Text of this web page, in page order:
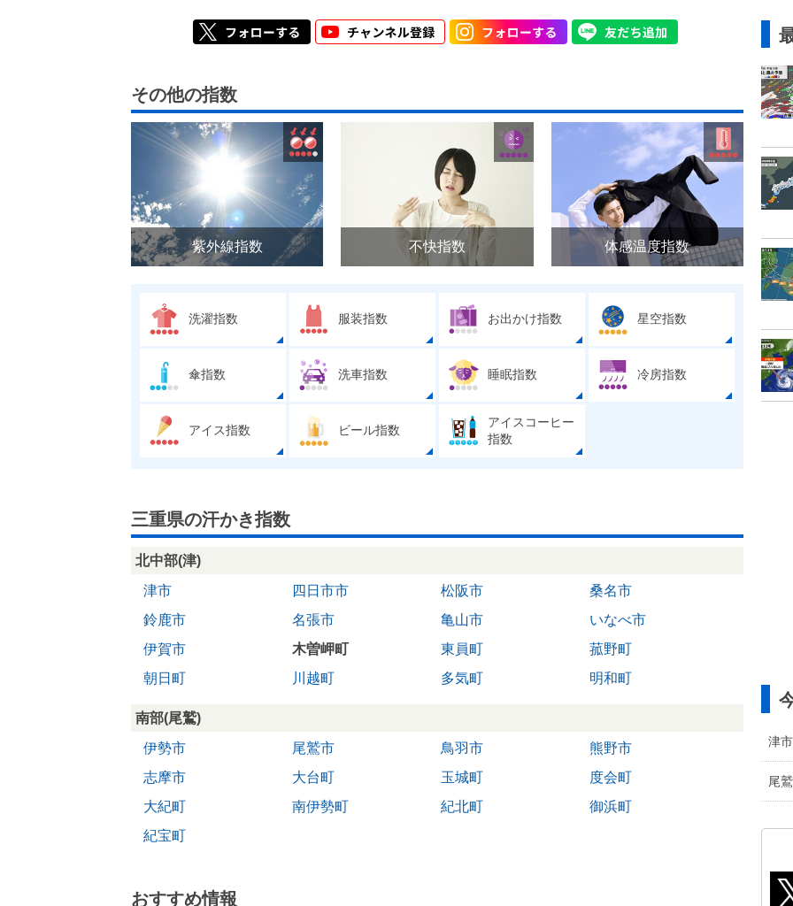
その他の指数
紫外線指数 不快指数 体感温度指数
洗濯指数 服装指数 お出かけ指数 星空指数
傘指数 洗車指数 睡眠指数 冷房指数
アイス指数 ビール指数
アイスコーヒー
指数
三重県の汗かき指数
北中部(津)
津市
四日市市 松阪市
桑名市
鈴鹿市
名張市 亀山市
いなべ市
伊賀市
木曽岬町 東員町
菰野町
朝日町
川越町 多気町 明和町
南部(尾鷲)
伊勢市
尾鷲市 鳥羽市
熊野市
志摩市
大台町 玉城町
度会町
大紀町
南伊勢町 紀北町
御浜町
紀宝町
おすすめ情報
津市
尾